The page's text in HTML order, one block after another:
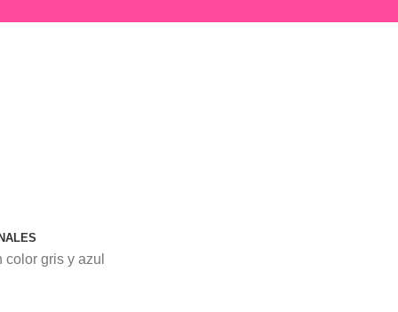
gris y azul